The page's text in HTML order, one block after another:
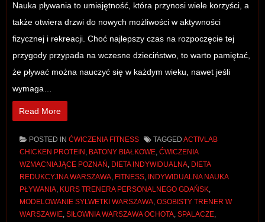
Nauka pływania to umiejętność, która przynosi wiele korzyści, a
także otwiera drzwi do nowych możliwości w aktywności
fizycznej i rekreacji. Choć najlepszy czas na rozpoczęcie tej
przygody przypada na wczesne dzieciństwo, to warto pamiętać,
że pływać można nauczyć się w każdym wieku, nawet jeśli
wymaga…
Read More
POSTED IN ĆWICZENIA FITNESS TAGGED ACTIVLAB
CHICKEN PROTEIN , BATONY BIAŁKOWE, ĆWICZENIA
WZMACNIAJĄCE POZNAŃ , DIETA INDYWIDUALNA, DIETA
REDUKCYJNA WARSZAWA, FITNESS, INDYWIDUALNA NAUKA
PŁYWANIA, KURS TRENERA PERSONALNEGO GDAŃSK,
MODELOWANIE SYLWETKI WARSZAWA, OSOBISTY TRENER W
WARSZAWIE, SIŁOWNIA WARSZAWA OCHOTA, SPALACZE,